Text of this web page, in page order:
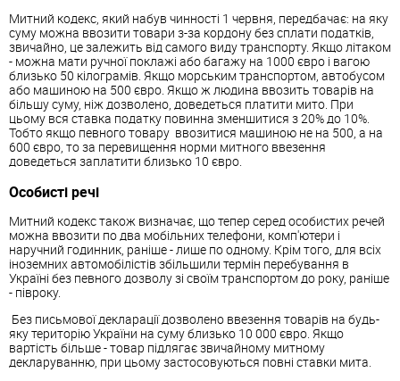
Митний кодекс, який набув чинності 1 червня, передбачає: на яку
суму можна ввозити товари з-за кордону без сплати податків,
звичайно, це залежить від самого виду транспорту. Якщо літаком
- можна мати ручної поклажі або багажу на 1000 євро і вагою
близько 50 кілограмів. Якщо морським транспортом, автобусом
або машиною на 500 євро. Якщо ж людина ввозить товарів на
більшу суму, ніж дозволено, доведеться платити мито. При
цьому вся ставка податку повинна зменшитися з 20% до 10%.
Тобто якщо певного товару ввозитися машиною не на 500, а на
600 євро, то за перевищення норми митного ввезення
доведеться заплатити близько 10 євро.
Особисті речі
Митний кодекс також визначає, що тепер серед особистих речей
можна ввозити по два мобільних телефони, комп'ютери і
наручний годинник, раніше - лише по одному. Крім того, для всіх
іноземних автомобілістів збільшили термін перебування в
Україні без певного дозволу зі своїм транспортом до року, раніше
- півроку.
Без письмової декларації дозволено ввезення товарів на будь-
яку територію України на суму близько 10 000 євро. Якщо
вартість більше - товар підлягає звичайному митному
декларуванню, при цьому застосовуються повні ставки мита.